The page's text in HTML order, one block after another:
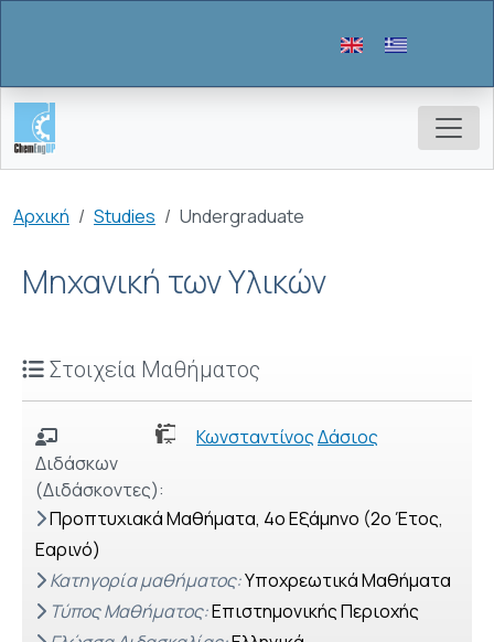
Breadcrumb
Αρχική Studies Undergraduate
Μηχανική των Υλικών
Στοιχεία Μαθήματος
Διδάσκων
(Διδάσκοντες):
ΚωνσταντίνοςΔάσιος
Προπτυχιακά Μαθήματα, 4o Εξάμηνο (2ο Έτος,
Εαρινό)
Κατηγορία μαθήματος:Υποχρεωτικά Μαθήματα
Τύπος Μαθήματος:Επιστημονικής Περιοχής